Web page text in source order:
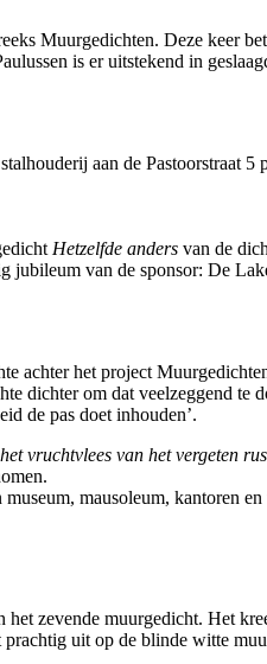
Muurgedichten. Deze keer
is er uitstekend in
aan de
Hetzelfde anders van de
van de sponsor: De
achter het project
dichter om dat veelzeggend
de pas doet inhouden’.
vruchtvlees van het vergeten
opnieuw in
mausoleum, kantoren
zevende muurgedicht. Het
uit op de blinde witte